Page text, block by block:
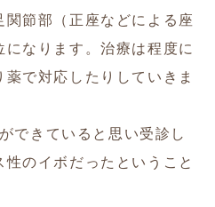
節部（正座などによる座
になります。治療は程度に
で対応したりしていきま
できていると思い受診し
のイボだったということ